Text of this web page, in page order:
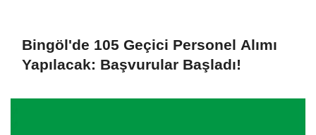
Bingöl'de 105 Geçici Personel Alımı
Yapılacak: Başvurular Başladı!